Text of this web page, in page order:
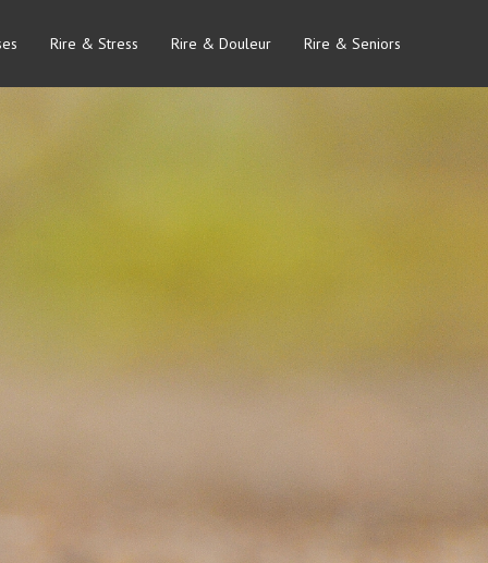
Rire & Stress Rire & Douleur Rire & Seniors